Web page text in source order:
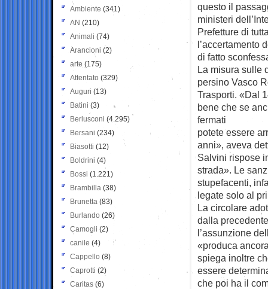
questo il
ministeri
Prefetture di
l’accertamento
di fatto
La misura sulle
persino Vasco
Trasporti. «Dal
bene che se
fermati
potete essere
anni», aveva
Salvini rispose
strada». Le
stupefacenti,
legate solo al
La circolare
dalla
l’assunzione
«produca
spiega inoltre
essere
che poi ha il
Ambiente (341)
AN (210)
Animali (74)
Arancioni (2)
arte (175)
Attentato (329)
Auguri (13)
Batini (3)
Berlusconi (4.295)
Bersani (234)
Biasotti (12)
Boldrini (4)
Bossi (1.221)
Brambilla (38)
Brunetta (83)
Burlando (26)
Camogli (2)
canile (4)
Cappello (8)
Caprotti (2)
Caritas (6)